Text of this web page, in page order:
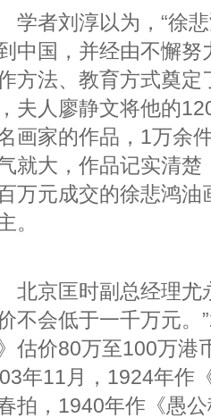
者刘淳以为，“徐悲
中国，并经由不懈努
方法、教育方式奠
夫人廖静文将他的
画家的作品，1万余
就大，作品记实清
万元成交的徐悲鸿
。
京匡时副总经理尤永
不会低于一千万元。
估价80万至100万港
年11月，1924年作
拍，1940年作《愚